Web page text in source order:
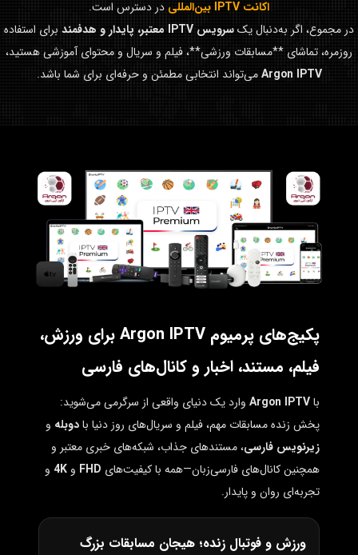
اکانت IPTV بین‌المللی
در دسترس است.
در مجموع، اگر به‌دنبال یکسرویس IPTV معتبر، پایدار و هدفمند
برای استفاده
روزمره، تماشای **مسابقات ورزشی**، فیلم و سریال و محتوای آموزشی هستید،
Argon IPTVمی‌تواند انتخابی مطمئن و حرفه‌ای برای شما باشد.
پکیج‌های پرمیوم Argon IPTV برای ورزش،
فیلم، مستند، اخبار و کانال‌های فارسی
باArgon IPTV وارد یک دنیای واقعی از سرگرمی می‌شوید:
پخش زنده مسابقات مهم، فیلم و سریال‌های روز دنیا بادوبله و
زیرنویس فارسی، مستندهای جذاب، شبکه‌های خبری معتبر و
همچنین کانال‌های فارسی‌زبان—همه با کیفیت‌های FHD و 4K و
تجربه‌ای روان و پایدار.
ورزش و فوتبال زنده؛ هیجان مسابقات بزرگ